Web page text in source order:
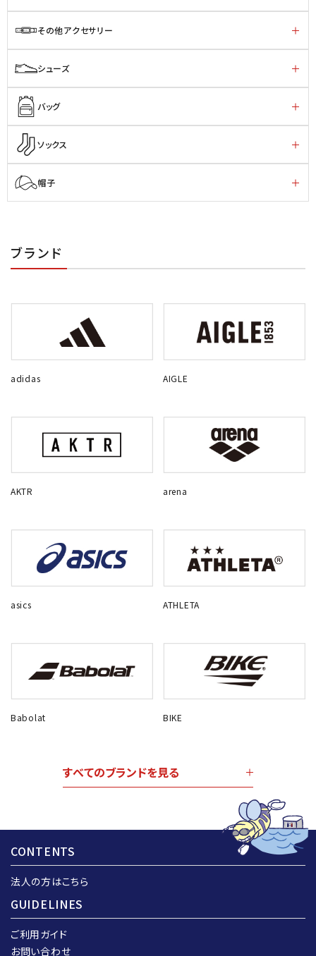
その他アクセサリー
シューズ
バッグ
ソックス
帽子
ブランド
adidas AIGLE
AKTR arena
asics ATHLETA
Babolat BIKE
すべてのブランドを見る
CONTENTS
法人の方はこちら
GUIDELINES
ご利用ガイド
お問い合わせ